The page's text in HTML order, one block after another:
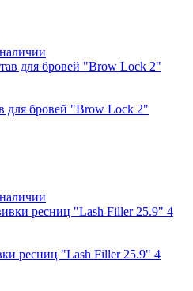
бровей "Brow Lock 2"
ресниц "Lash Filler 25.9" 4